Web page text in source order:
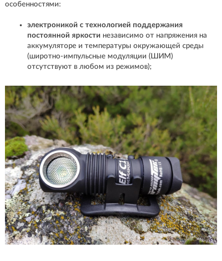
особенностями:
электроникой с технологией поддержания
постоянной яркости независимо от напряжения на
аккумуляторе и температуры окружающей среды
(широтно-импульсные модуляции (ШИМ)
отсутствуют в любом из режимов);